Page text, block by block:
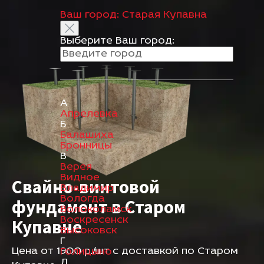
Ваш город: Старая Купавна
Выберите Ваш город:
А
Апрелевка
Б
Балашиха
Бронницы
В
Верея
Видное
Владимир
Вологда
Волоколамск
Воскресенск
Высоковск
Г
Голицыно
Свайно-винтовой
фундамент в Старом
Купавне
Цена от 1900 р./шт с доставкой по Старом